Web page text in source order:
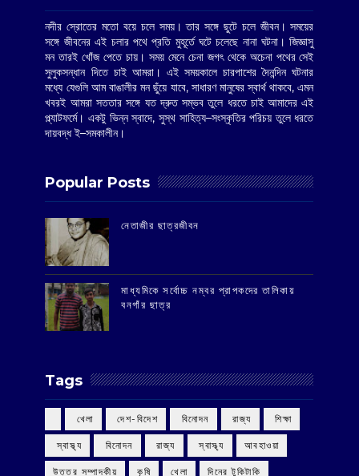
নদীর স্রোতের মতো বয়ে চলে সময়। তার সঙ্গে ছুটে চলে জীবন। সময়ের
সঙ্গে জীবনের এই চলার পথে প্রতি মুহূর্তে ঘটে চলেছে নানা ঘটনা। জিজ্ঞাসু
মন তারই খোঁজ পেতে চায়। সময় মেনে চেনা জগৎ থেকে অচেনা পথের সেই
সুলুকসন্ধান দিতে চাই আমরা। এই সময়কালে চারপাশের দৈনন্দিন ঘটনার
মধ্যে যেগুলি আম বাঙালীর মন ছুঁয়ে যাবে, সাধারণ মানুষের স্বার্থ থাকবে, এমন
খবরই আমরা সততার সঙ্গে যত দ্রুত সম্ভব তুলে ধরতে চাই আমাদের এই
প্ল্যাটফর্মে। একটু ভিন্ন স্বাদে, সুস্থ সাহিত্য–সংস্কৃতির পরিচয় তুলে ধরতে
দায়বদ্ধ ই–সমকালীন।
Popular Posts
‌নেতাজীর ছাত্রজীবন
মাধ্যমিকে সর্বোচ্চ নম্বর প্রাপকদের তালিকায়
বনগাঁর ছাত্র
Tags
‌ খেলা ‌ দেশ-বিদেশ ‌ বিনোদন ‌ রাজ্য ‌ শিক্ষা
‌ স্বাস্থ্য ‌ বিনোদন ‌ রাজ্য ‌ স্বাস্থ্য আবহাওয়া
উত্তর সম্পাদকীয় কৃষি খেলা দিনের টুকিটাকি